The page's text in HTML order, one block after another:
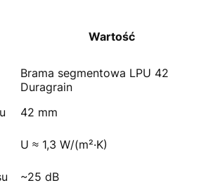
Wartość
Brama segmentowa LPU 42
Duragrain
42 mm
U ≈ 1,3 W/(m²·K)
~25 dB